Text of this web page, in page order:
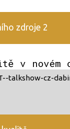
zdroje 2
v novém
talkshow-cz-